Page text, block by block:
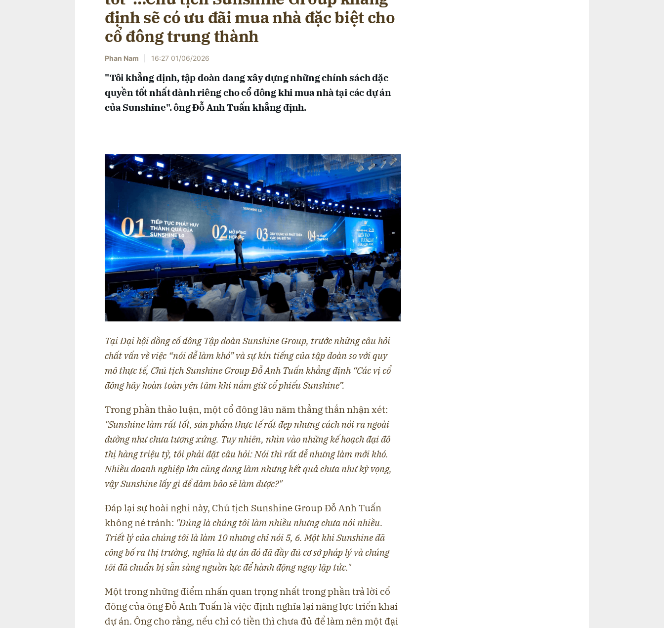
định sẽ có ưu đãi mua nhà đặc biệt cho
cổ đông trung thành
Phan Nam 16:27 01/06/2026
"Tôi khẳng định, tập đoàn đang xây dựng những chính sách đặc
quyền tốt nhất dành riêng cho cổ đông khi mua nhà tại các dự án
của Sunshine". ông Đỗ Anh Tuấn khẳng định.
Tại Đại hội đồng cổ đông Tập đoàn Sunshine Group, trước những câu hỏi
chất vấn về việc “nói dễ làm khó” và sự kín tiếng của tập đoàn so với quy
mô thực tế, Chủ tịch Sunshine Group Đỗ Anh Tuấn khẳng định “Các vị cổ
đông hãy hoàn toàn yên tâm khi nắm giữ cổ phiếu Sunshine”.
Trong phần thảo luận, một cổ đông lâu năm thẳng thắn nhận xét:
"Sunshine làm rất tốt, sản phẩm thực tế rất đẹp nhưng cách nói ra ngoài
dường như chưa tương xứng. Tuy nhiên, nhìn vào những kế hoạch đại đô
thị hàng triệu tỷ, tôi phải đặt câu hỏi: Nói thì rất dễ nhưng làm mới khó.
Nhiều doanh nghiệp lớn cũng đang làm nhưng kết quả chưa như kỳ vọng,
vậy Sunshine lấy gì để đảm bảo sẽ làm được?"
Đáp lại sự hoài nghi này, Chủ tịch Sunshine Group Đỗ Anh Tuấn
không né tránh: "Đúng là chúng tôi làm nhiều nhưng chưa nói nhiều.
Triết lý của chúng tôi là làm 10 nhưng chỉ nói 5, 6. Một khi Sunshine đã
công bố ra thị trường, nghĩa là dự án đó đã đầy đủ cơ sở pháp lý và chúng
tôi đã chuẩn bị sẵn sàng nguồn lực để hành động ngay lập tức."
Một trong những điểm nhấn quan trọng nhất trong phần trả lời cổ
đông của ông Đỗ Anh Tuấn là việc định nghĩa lại năng lực triển khai
dự án. Ông cho rằng, nếu chỉ có tiền thì chưa đủ để làm nên một đại